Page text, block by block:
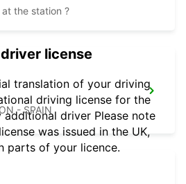
- SPAIN
the station ?
license
translation of your driving
driving license for the
additional driver Please note
was issued in the UK,
parts of your licence.